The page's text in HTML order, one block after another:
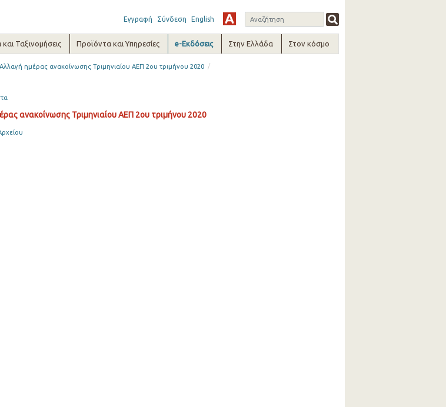
Εγγραφή Σύνδεση English
Ταξινομήσεις Προϊόντα και Υπηρεσίες e-Εκδόσεις Στην Ελλάδα Στον κόσμο
Αλλαγή ημέρας ανακοίνωσης Τριμηνιαίου ΑΕΠ 2ου τριμήνου 2020 /
ανακοίνωσης Τριμηνιαίου ΑΕΠ 2ου τριμήνου 2020